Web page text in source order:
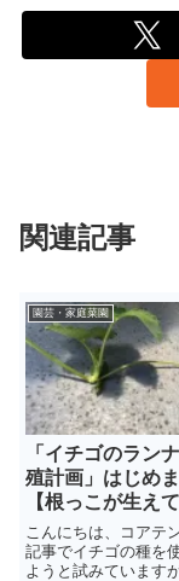
関連記事
園芸・家庭菜園
「イチゴのラン
殖計画」はじめ
【根っこが生え
で】
こんにちは、コアテ
記事でイチゴの種を
ようと試みています